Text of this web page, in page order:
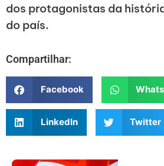
dos protagonistas da
do país.
Compartilhar:
Facebook
LinkedIn Twitter